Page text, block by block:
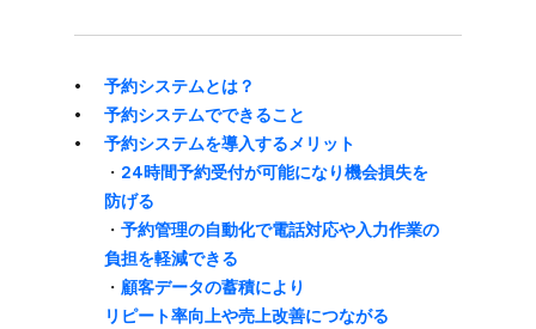
予約システムとは？
予約システムで​できる​こと
予約システムを​導入する​メリット
・ 24時間予約受付が​可能に​なり機会損失を​
防げる
・ 予約管理の​自動化で​電話対応や​入力作業の​
負担を​軽減できる
・ 顧客データの​蓄積に​より​
リピート率向上や売上改善に​つながる